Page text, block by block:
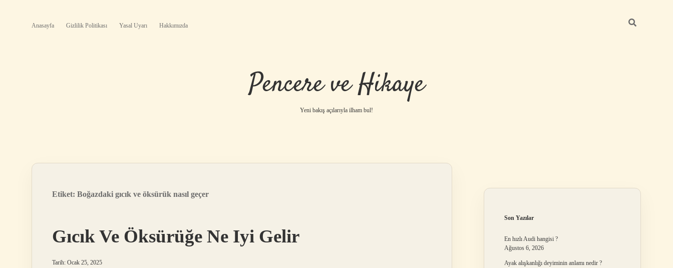
Anasayfa Gizlilik Politikası Yasal Uyarı Hakkımızda
Pencere ve Hikaye
Yeni bakış açılarıyla ilham bul!
Etiket: Boğazdaki gıcık ve öksürük nasıl geçer
Gıcık Ve Öksürüğe Ne Iyi Gelir
Tarih: Ocak 25, 2025
Son Yazılar
En hızlı Audi hangisi ?
Ağustos 6, 2026
Ayak alışkanlığı deyiminin anlamı nedir ?